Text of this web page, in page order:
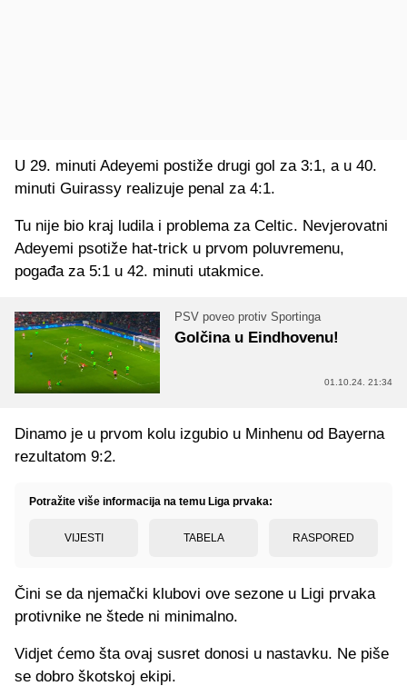
U 29. minuti Adeyemi postiže drugi gol za 3:1, a u 40.
minuti Guirassy realizuje penal za 4:1.
Tu nije bio kraj ludila i problema za Celtic. Nevjerovatni
Adeyemi psotiže hat-trick u prvom poluvremenu,
pogađa za 5:1 u 42. minuti utakmice.
PSV poveo protiv Sportinga
Golčina u Eindhovenu!
01.10.24. 21:34
Dinamo je u prvom kolu izgubio u Minhenu od Bayerna
rezultatom 9:2.
Potražite više informacija na temu Liga prvaka:
VIJESTI TABELA RASPORED
Čini se da njemački klubovi ove sezone u Ligi prvaka
protivnike ne štede ni minimalno.
Vidjet ćemo šta ovaj susret donosi u nastavku. Ne piše
se dobro škotskoj ekipi.